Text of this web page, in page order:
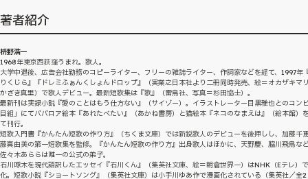
著者紹介
枡野浩一
1968年東京西荻窪うまれ。歌人。
大学中退後、広告会社勤務のコピーライター、フリーの雑誌ライター、作詞家などを経て、1997年
りくじら』『ドレミふぁんくしょんドロップ』（実業之日本社より二冊同時発売、絵＝オカザキマ
かざき真里）で歌人デビュー。最新短歌集は『歌』（雷鳥社、写真＝杉田協士）。
最新刊は実録小説『愛のことはもう仕方ない』（サイゾー）。イラストレーター目黒雅也とのコン
目組」にてババロア絵本『あれたべたい』（あかね書房）と猫絵本『ネコのなまえは』（絵本館）
て刊行。
短歌入門書『かんたん短歌の作り方』（ちくま文庫）では新鋭歌人のデビューを後押しし、加藤千
藤真由美の第一短歌集を監修。『かんたん短歌の作り方』出身歌人はほかに、天野慶、脇川飛鳥な
佐々木あららは唯一の公式の弟子。
石川啄木を現代語訳したエッセイ『石川くん』（集英社文庫、絵＝朝倉世界一）はNHK（Eテレ）
化。短歌小説『ショートソング』（集英社文庫）は小手川ゆあ作で漫画化されている（集英社／全2